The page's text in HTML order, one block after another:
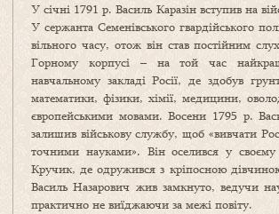
У січні 1791 р. Василь Каразін вступив на
У сержанта Семенівського гвардійського
вільного часу, отож він став постійним
Горному корпусі – на той час
навчальному закладі Росії, де здобув
математики, фізики, хімії, медицини,
європейськими мовами. Восени 1795 р.
залишив військову службу, щоб «вивчати
точними науками». Він оселився у своєму
Кручик, де одружився з кріпосною
Василь Назарович жив замкнуто, ведучи
практично не виїджаючи за межі повіту.